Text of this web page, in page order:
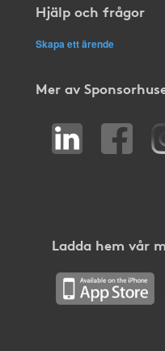
Hjälp och frågor
Skapa ett ärende
Mer av
Ladda hem vår